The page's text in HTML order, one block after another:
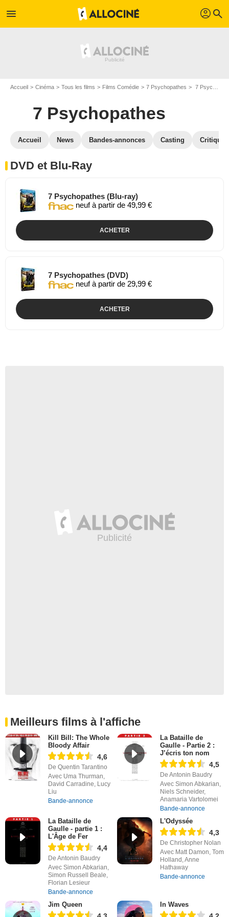
menu profil search
Accueil Cinéma Tous les films Films Comédie 7 Psychopathes 7 Psychopathes en DVD Blu Ray
7 Psychopathes
Accueil News Bandes-annonces Casting
DVD et Blu-Ray
7 Psychopathes (Blu-ray)
neuf à partir de 49,99 €
ACHETER
7 Psychopathes (DVD)
neuf à partir de 29,99 €
ACHETER
Meilleurs films à l'affiche
Kill Bill: The Whole
Bloody Affair
4,6
De Quentin Tarantino
Avec Uma Thurman,
David Carradine, Lucy
Liu
Bande-annonce
La Bataille de
Gaulle - Partie 2 :
J’écris ton nom
4,5
De Antonin Baudry
Avec Simon Abkarian,
Niels Schneider,
Anamaria Vartolomei
Bande-annonce
La Bataille de
Gaulle - partie 1 :
L'Âge de Fer
4,4
De Antonin Baudry
Avec Simon Abkarian,
Simon Russell Beale,
Florian Lesieur
Bande-annonce
L'Odyssée
4,3
De Christopher Nolan
Avec Matt Damon, Tom
Holland, Anne
Hathaway
Bande-annonce
Jim Queen In Waves